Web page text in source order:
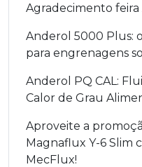
Agradecimento feira
Anderol 5000 Plus:
para engrenagens
Anderol PQ CAL:
Calor de Grau
Aproveite a
Magnaflux Y-6 Slim
MecFlux!